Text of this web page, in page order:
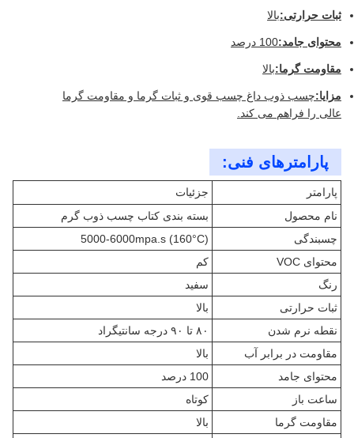
ثبات حرارتی:بالا
محتوای جامد:100 درصد
مقاومت گرما:بالا
مزایا:چسب ذوب داغ چسب قوی و ثبات گرما و مقاومت گرما
عالی را فراهم می کند.
پارامترهای فنی:
پارامتر
جزئیات
نام محصول
بسته بندی کتاب چسب ذوب گرم
چسبندگی
5000-6000mpa.s (160°C)
محتوای VOC
کم
رنگ
سفید
ثبات حرارتی
بالا
نقطه نرم شدن
۸۰ تا ۹۰ درجه سانتیگراد
مقاومت در برابر آب
بالا
محتوای جامد
100 درصد
ساعت باز
کوتاه
مقاومت گرما
بالا